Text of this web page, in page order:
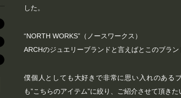
した。
“NORTH WORKS”（ノースワークス）
ARCHのジュエリーブランドと言えばとこのブラ
僕個人としても大好きで非常に思い入れのある
も”こちらのアイテム”に絞り、ご紹介させて頂きた